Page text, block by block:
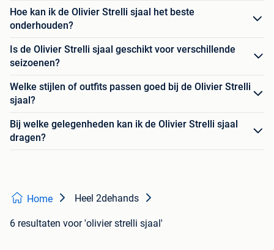
Hoe kan ik de Olivier Strelli sjaal het beste
onderhouden?
Is de Olivier Strelli sjaal geschikt voor verschillende
seizoenen?
Welke stijlen of outfits passen goed bij de Olivier Strelli
sjaal?
Bij welke gelegenheden kan ik de Olivier Strelli sjaal
dragen?
Home Heel 2dehands
6 resultaten voor 'olivier strelli sjaal'